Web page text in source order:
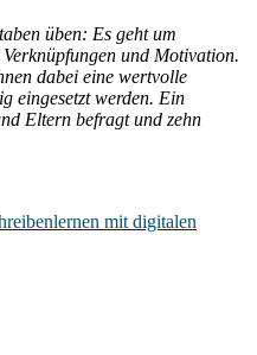
üben: Es geht um
und Motivation.
dabei eine wertvolle
eingesetzt werden. Ein
Eltern befragt und zehn
mit digitalen